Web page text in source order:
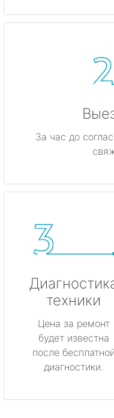
За час до
техники
Цена за ремонт
будет известна
после бесплатной
диагностики.